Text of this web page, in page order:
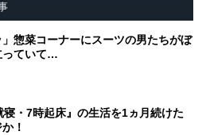
」惣菜コーナーにスーツの男たちがぼ
っていて…
寝・7時起床』の生活を1ヵ月続けた
！